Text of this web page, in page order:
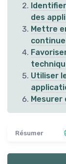
des
Mettre
continue
Utiliser
Résumer